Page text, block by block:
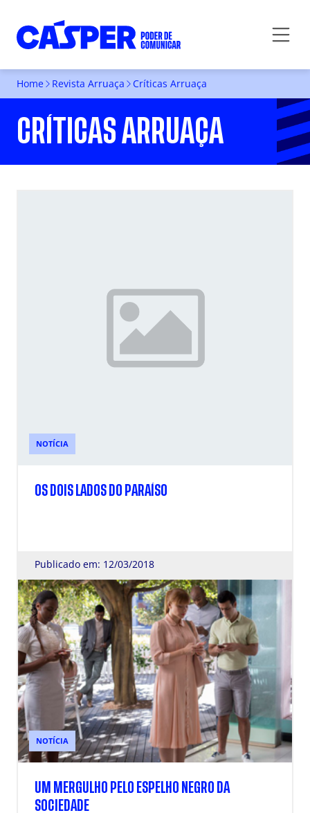
Home Revista Arruaça Críticas Arruaça
CRÍTICAS ARRUAÇA
NOTÍCIA
OS DOIS LADOS DO PARAÍSO
Publicado em: 12/03/2018
NOTÍCIA
UM MERGULHO PELO ESPELHO NEGRO DA
SOCIEDADE